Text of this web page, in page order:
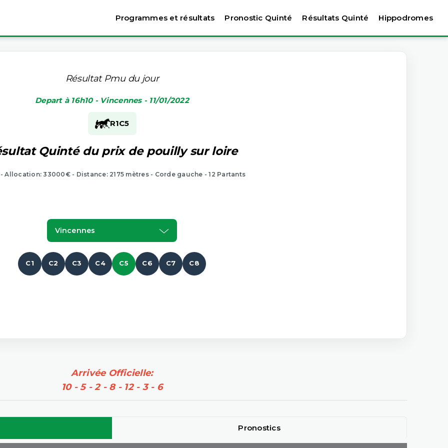
Programmes et résultats Pronostic Quinté Résultats Quinté Hippodromes
Résultat Pmu du jour
Depart à 16h10 - Vincennes - 11/01/2022
R1C5
Quinté du prix de pouilly sur loire
Allocation: 33000€ - Distance: 2175 mètres - Corde gauche - 12 Partants
Vincennes
C1 C2 C3 C4 C5 C6 C7 C8
Arrivée Officielle:
10 - 5 - 2 - 8 - 12 - 3 - 6
Pronostics